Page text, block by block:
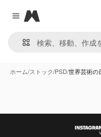
Close menu
Magnific
ホーム/ストック/PSD/世界芸術